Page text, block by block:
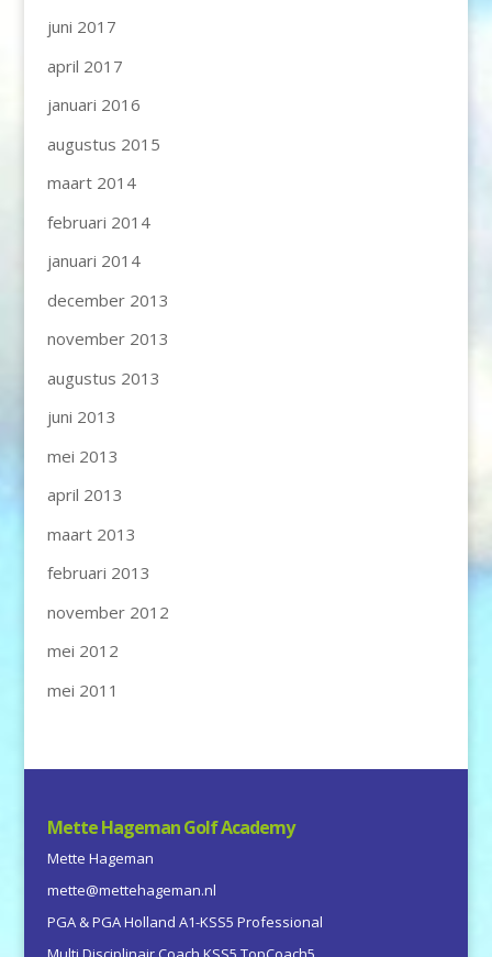
juni 2017
april 2017
januari 2016
augustus 2015
maart 2014
februari 2014
januari 2014
december 2013
november 2013
augustus 2013
juni 2013
mei 2013
april 2013
maart 2013
februari 2013
november 2012
mei 2012
mei 2011
Mette Hageman Golf Academy
Mette Hageman
mette@mettehageman.nl
PGA & PGA Holland A1-KSS5 Professional